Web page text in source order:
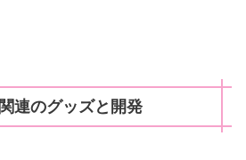
連のグッズと開発